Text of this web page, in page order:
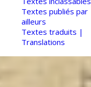
Textes publiés par
ailleurs
Textes traduits |
Translations